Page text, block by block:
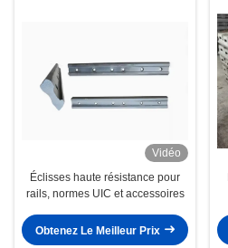
Vidéo
Éclisses haute résistance pour
rails, normes UIC et accessoires
Obtenez Le Meilleur Prix